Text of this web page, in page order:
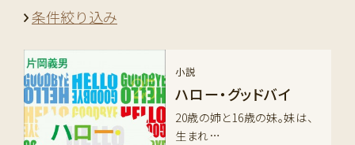
条件絞り込み
小説
ハロー・グッドバイ
20歳の姉と16歳の妹。妹は、
生まれ…